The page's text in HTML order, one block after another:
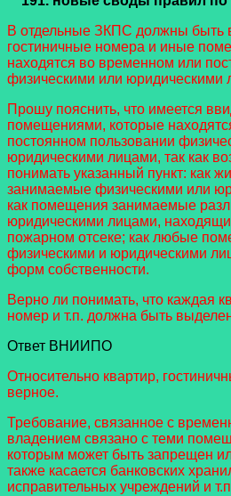
В отдельные ЗКПС должны быть
гостиничные номера и иные
находятся во временном или
физическими или юридическими
Прошу пояснить, что имеется
помещениями, которые
постоянном пользовании
юридическими лицами, так как
понимать указанный пункт: как
занимаемые физическими или
как помещения занимаемые
юридическими лицами,
пожарном отсеке; как любые
физическими и юридическими
форм собственности.
Верно ли понимать, что каждая
номер и т.п. должна быть
Ответ ВНИИПО
Относительно квартир,
верное.
Требование, связанное с
владением связано с теми
которым может быть запрещен
также касается банковских
исправительных учреждений и